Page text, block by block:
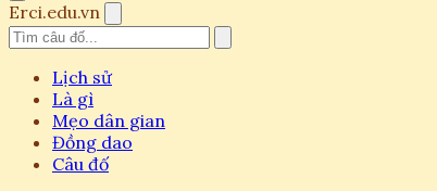
Erci.edu.vn
Lịch sử
Là gì
Mẹo dân gian
Đồng dao
Câu đố